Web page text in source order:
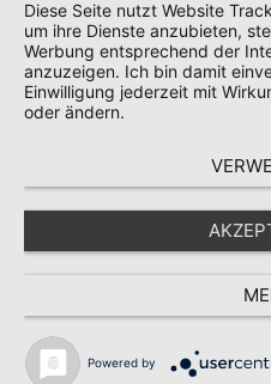
Diese Seite nutzt Website
um ihre Dienste anzubieten,
Werbung entsprechend der
anzuzeigen. Ich bin damit
Einwilligung jederzeit mit
oder ändern.
Powered by